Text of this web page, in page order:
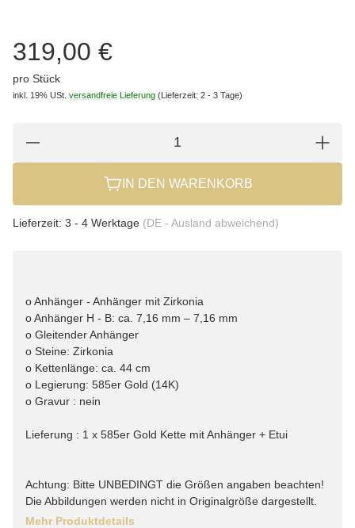
319,00 €
pro Stück
inkl. 19% USt. versandfreie Lieferung (Lieferzeit: 2 - 3 Tage)
IN DEN WARENKORB
Lieferzeit: 3 - 4 Werktage (DE - Ausland abweichend)
o Anhänger - Anhänger mit Zirkonia
o Anhänger H - B: ca. 7,16 mm – 7,16 mm
o Gleitender Anhänger
o Steine: Zirkonia
o Kettenlänge: ca. 44 cm
o Legierung: 585er Gold (14K)
o Gravur : nein
Lieferung : 1 x 585er Gold Kette mit Anhänger + Etui
Achtung: Bitte UNBEDINGT die Größen angaben beachten!
Die Abbildungen werden nicht in Originalgröße dargestellt.
Mehr Produktdetails